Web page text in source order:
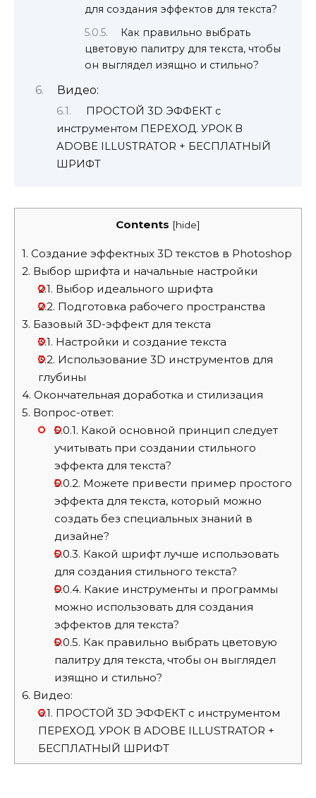
для создания эффектов для текста?
Как правильно выбрать
цветовую палитру для текста, чтобы
он выглядел изящно и стильно?
Видео:
ПРОСТОЙ 3D ЭФФЕКТ с
инструментом ПЕРЕХОД. УРОК В
ADOBE ILLUSTRATOR + БЕСПЛАТНЫЙ
ШРИФТ
Contents [hide]
1. Создание эффектных 3D текстов в Photoshop
2. Выбор шрифта и начальные настройки
2.1. Выбор идеального шрифта
2.2. Подготовка рабочего пространства
3. Базовый 3D-эффект для текста
3.1. Настройки и создание текста
3.2. Использование 3D инструментов для
глубины
4. Окончательная доработка и стилизация
5. Вопрос-ответ:
5.0.1. Какой основной принцип следует
учитывать при создании стильного
эффекта для текста?
5.0.2. Можете привести пример простого
эффекта для текста, который можно
создать без специальных знаний в
дизайне?
5.0.3. Какой шрифт лучше использовать
для создания стильного текста?
5.0.4. Какие инструменты и программы
можно использовать для создания
эффектов для текста?
5.0.5. Как правильно выбрать цветовую
палитру для текста, чтобы он выглядел
изящно и стильно?
6. Видео:
6.1. ПРОСТОЙ 3D ЭФФЕКТ с инструментом
ПЕРЕХОД. УРОК В ADOBE ILLUSTRATOR +
БЕСПЛАТНЫЙ ШРИФТ